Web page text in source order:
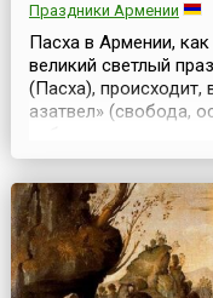
Праздники Армении
Пасха в Армении,
великий светлый
(Пасха), происходит,
азатвел» (свобода,
друга в Пасху,
воскрес!» —
говорят друг другу: